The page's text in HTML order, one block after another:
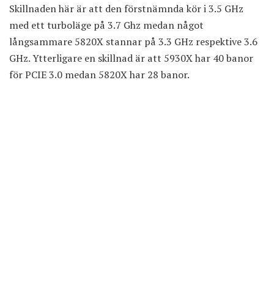
Skillnaden här är att den förstnämnda kör i 3.5 GHz
med ett turboläge på 3.7 Ghz medan något
långsammare 5820X stannar på 3.3 GHz respektive 3.6
GHz. Ytterligare en skillnad är att 5930X har 40 banor
för PCIE 3.0 medan 5820X har 28 banor.